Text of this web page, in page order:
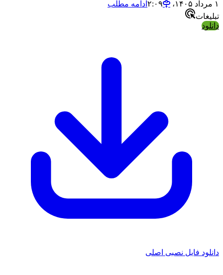
ادامه مطلب
فایل نصبی اصلی